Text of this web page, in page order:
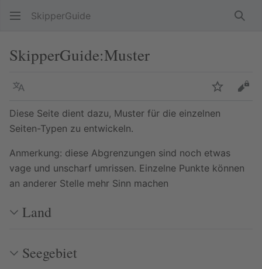
SkipperGuide
SkipperGuide:Muster
Sprache
Diese Seite dient dazu, Muster für die einzelnen
Seiten-Typen zu entwickeln.
Anmerkung: diese Abgrenzungen sind noch etwas
vage und unscharf umrissen. Einzelne Punkte können
an anderer Stelle mehr Sinn machen
Land
Seegebiet